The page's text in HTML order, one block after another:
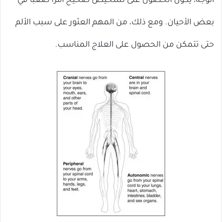
بعض الأحيان. ومع ذلك، من المهم العثور على سبب الألم
حتى تتمكن من الحصول على العلاج المناسب.